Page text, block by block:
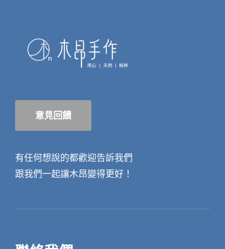
意見回饋
有任何想說的都歡迎告訴我們
跟我們一起讓木昂變得更好！